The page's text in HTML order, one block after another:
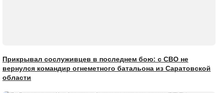
Прикрывал сослуживцев в последнем бою: с СВО не
вернулся командир огнеметного батальона из Саратовской
области